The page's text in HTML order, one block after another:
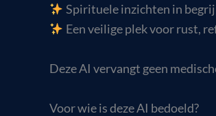
Spirituele inzichten in
Een veilige plek voor rust,
Deze AI vervangt geen
Voor wie is deze AI bedoeld?